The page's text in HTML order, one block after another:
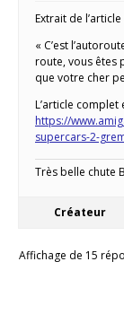
Extrait de l’article
« C’est
route, vous êtes
que votre cher
L’article
https://
supercars-2-
Très belle chute
Créateur
Affichage de 15